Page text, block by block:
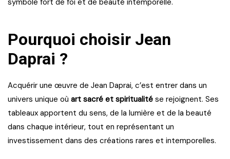
symbole fort de foi et de beauté intemporelle.
Pourquoi choisir Jean
Daprai ?
Acquérir une œuvre de Jean Daprai, c’est entrer dans un
univers unique où art sacré et spiritualité se rejoignent. Ses
tableaux apportent du sens, de la lumière et de la beauté
dans chaque intérieur, tout en représentant un
investissement dans des créations rares et intemporelles.